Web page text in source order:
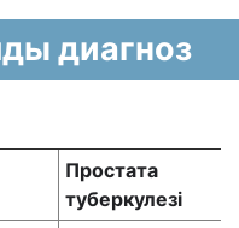
диагноз
Простата
туберкулезі